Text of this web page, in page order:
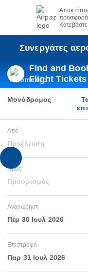
Συνεργάτες
Find and
Flight Tickets
Μονόδρομος
Από
Προέλευση
Προς
Προορισμός
Αναχώρηση
Πέμ 30 Ιουλ 2026
Επιστροφή
Παρ 31 Ιουλ 2026